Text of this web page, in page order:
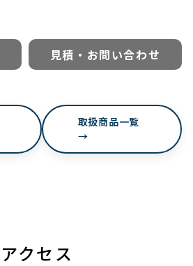
見積・お問い合わせ
取扱商品一覧
→
アクセス